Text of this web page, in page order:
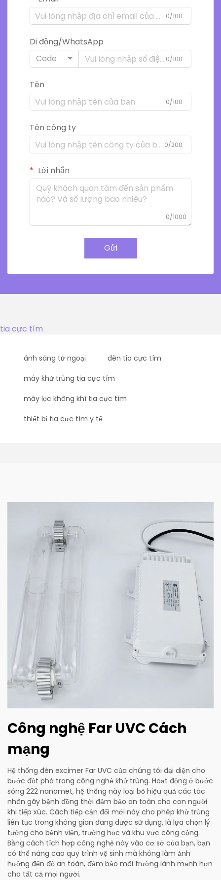
0/100
Di động/WhatsApp
Code
0/100
Tên
0/100
Tên công ty
0/200
Lời nhắn
0/1000
Gửi
tia cực tím
ánh sáng tử ngoại đèn tia cực tím
máy khử trùng tia cực tím
máy lọc không khí tia cực tím
thiết bị tia cực tím y tế
Công nghệ Far UVC Cách
mạng
Hệ thống đèn excimer Far UVC của chúng tôi đại diện cho
bước đột phá trong công nghệ khử trùng. Hoạt động ở bước
sóng 222 nanomet, hệ thống này loại bỏ hiệu quả các tác
nhân gây bệnh đồng thời đảm bảo an toàn cho con người
khi tiếp xúc. Cách tiếp cận đổi mới này cho phép khử trùng
liên tục trong không gian đang được sử dụng, là lựa chọn lý
tưởng cho bệnh viện, trường học và khu vực công cộng.
Bằng cách tích hợp công nghệ này vào cơ sở của bạn, bạn
có thể nâng cao quy trình vệ sinh mà không làm ảnh
hưởng đến độ an toàn, đảm bảo môi trường lành mạnh hơn
cho tất cả mọi người.